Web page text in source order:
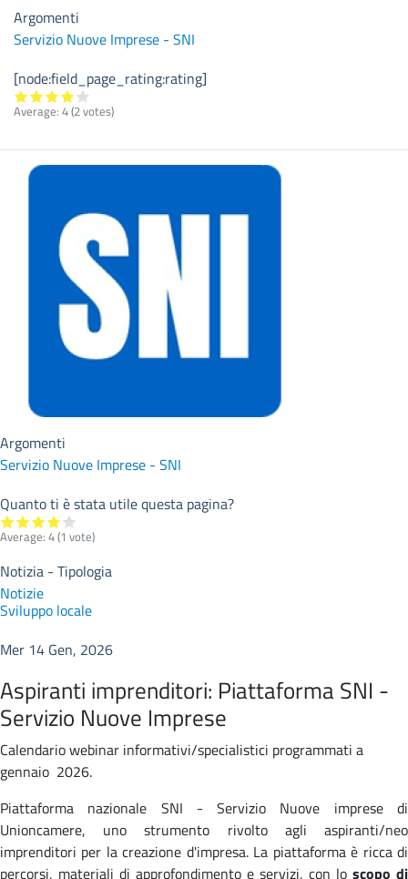
2021-
2027
Argomenti
Servizio Nuove Imprese - SNI
[node:field_page_rating:rating]
Average: 4(2votes)
Argomenti
Servizio Nuove Imprese - SNI
Quanto ti è stata utile questa pagina?
Average: 4(1 vote)
Notizia - Tipologia
Notizie
Sviluppo locale
Mer 14 Gen, 2026
Aspiranti imprenditori: Piattaforma SNI -
Servizio Nuove Imprese
Calendario webinar informativi/specialistici programmati a
gennaio 2026.
Piattaforma nazionale SNI - Servizio Nuove imprese di
Unioncamere, uno strumento rivolto agli aspiranti/neo
imprenditori per la creazione d'impresa. La piattaforma è ricca di
percorsi, materiali di approfondimento e servizi, con lo scopo di